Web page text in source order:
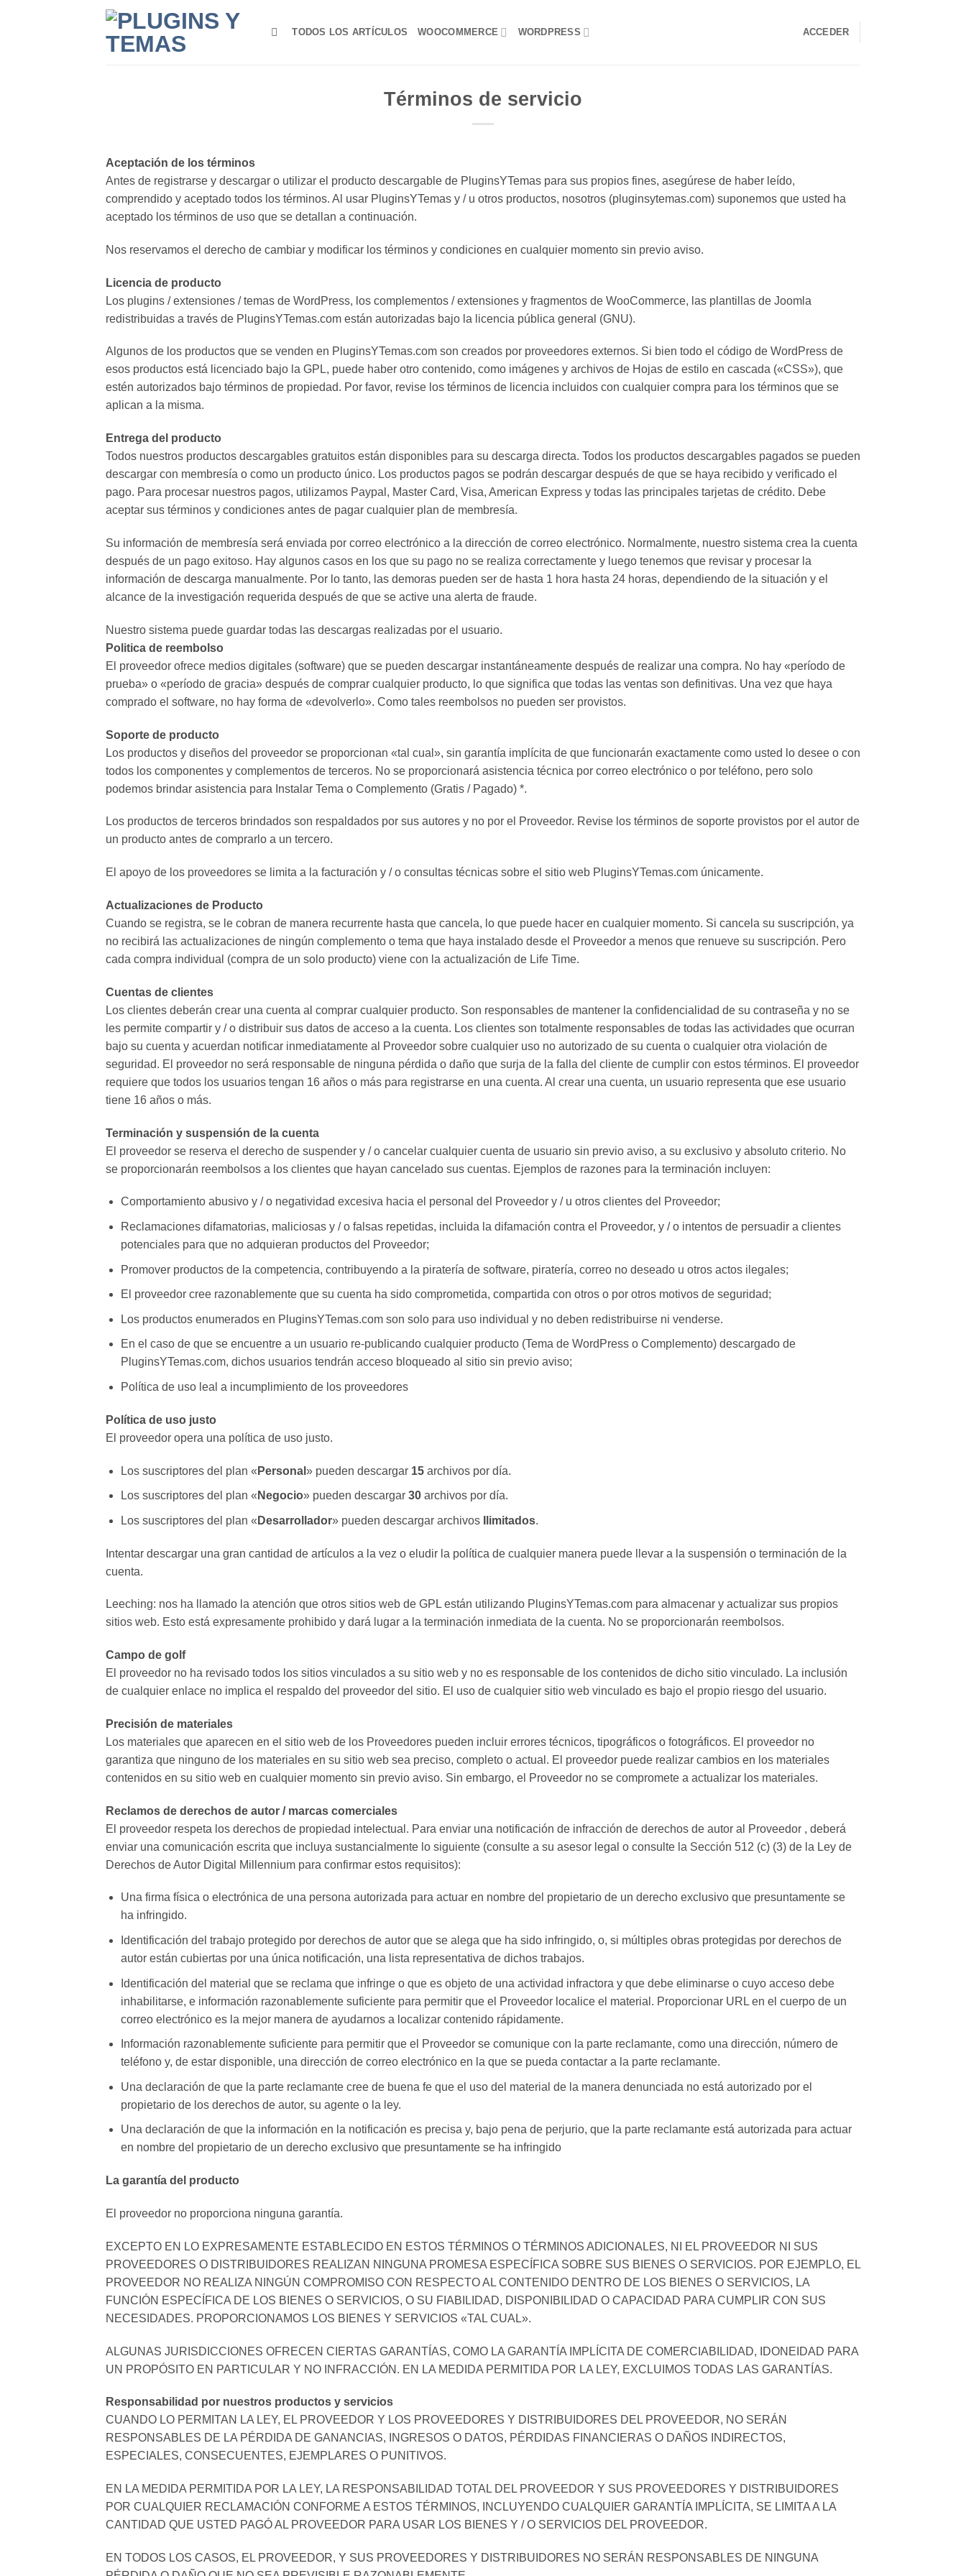
TODOS LOS ARTÍCULOS WOOCOMMERCE WORDPRESS ACCEDER
Términos de servicio
Aceptación de los términos
Antes de registrarse y descargar o utilizar el producto descargable de PluginsYTemas para sus propios fines, asegúrese de haber leído,
comprendido y aceptado todos los términos. Al usar PluginsYTemas y / u otros productos, nosotros (pluginsytemas.com) suponemos que usted ha
aceptado los términos de uso que se detallan a continuación.
Nos reservamos el derecho de cambiar y modificar los términos y condiciones en cualquier momento sin previo aviso.
Licencia de producto
Los plugins / extensiones / temas de WordPress, los complementos / extensiones y fragmentos de WooCommerce, las plantillas de Joomla
redistribuidas a través de PluginsYTemas.com están autorizadas bajo la licencia pública general (GNU).
Algunos de los productos que se venden en PluginsYTemas.com son creados por proveedores externos. Si bien todo el código de WordPress de
esos productos está licenciado bajo la GPL, puede haber otro contenido, como imágenes y archivos de Hojas de estilo en cascada («CSS»), que
estén autorizados bajo términos de propiedad. Por favor, revise los términos de licencia incluidos con cualquier compra para los términos que se
aplican a la misma.
Entrega del producto
Todos nuestros productos descargables gratuitos están disponibles para su descarga directa. Todos los productos descargables pagados se pueden
descargar con membresía o como un producto único. Los productos pagos se podrán descargar después de que se haya recibido y verificado el
pago. Para procesar nuestros pagos, utilizamos Paypal, Master Card, Visa, American Express y todas las principales tarjetas de crédito. Debe
aceptar sus términos y condiciones antes de pagar cualquier plan de membresía.
Su información de membresía será enviada por correo electrónico a la dirección de correo electrónico. Normalmente, nuestro sistema crea la cuenta
después de un pago exitoso. Hay algunos casos en los que su pago no se realiza correctamente y luego tenemos que revisar y procesar la
información de descarga manualmente. Por lo tanto, las demoras pueden ser de hasta 1 hora hasta 24 horas, dependiendo de la situación y el
alcance de la investigación requerida después de que se active una alerta de fraude.
Nuestro sistema puede guardar todas las descargas realizadas por el usuario.
Politica de reembolso
El proveedor ofrece medios digitales (software) que se pueden descargar instantáneamente después de realizar una compra. No hay «período de
prueba» o «período de gracia» después de comprar cualquier producto, lo que significa que todas las ventas son definitivas. Una vez que haya
comprado el software, no hay forma de «devolverlo». Como tales reembolsos no pueden ser provistos.
Soporte de producto
Los productos y diseños del proveedor se proporcionan «tal cual», sin garantía implícita de que funcionarán exactamente como usted lo desee o con
todos los componentes y complementos de terceros. No se proporcionará asistencia técnica por correo electrónico o por teléfono, pero solo
podemos brindar asistencia para Instalar Tema o Complemento (Gratis / Pagado) *.
Los productos de terceros brindados son respaldados por sus autores y no por el Proveedor. Revise los términos de soporte provistos por el autor de
un producto antes de comprarlo a un tercero.
El apoyo de los proveedores se limita a la facturación y / o consultas técnicas sobre el sitio web PluginsYTemas.com únicamente.
Actualizaciones de Producto
Cuando se registra, se le cobran de manera recurrente hasta que cancela, lo que puede hacer en cualquier momento. Si cancela su suscripción, ya
no recibirá las actualizaciones de ningún complemento o tema que haya instalado desde el Proveedor a menos que renueve su suscripción. Pero
cada compra individual (compra de un solo producto) viene con la actualización de Life Time.
Cuentas de clientes
Los clientes deberán crear una cuenta al comprar cualquier producto. Son responsables de mantener la confidencialidad de su contraseña y no se
les permite compartir y / o distribuir sus datos de acceso a la cuenta. Los clientes son totalmente responsables de todas las actividades que ocurran
bajo su cuenta y acuerdan notificar inmediatamente al Proveedor sobre cualquier uso no autorizado de su cuenta o cualquier otra violación de
seguridad. El proveedor no será responsable de ninguna pérdida o daño que surja de la falla del cliente de cumplir con estos términos. El proveedor
requiere que todos los usuarios tengan 16 años o más para registrarse en una cuenta. Al crear una cuenta, un usuario representa que ese usuario
tiene 16 años o más.
Terminación y suspensión de la cuenta
El proveedor se reserva el derecho de suspender y / o cancelar cualquier cuenta de usuario sin previo aviso, a su exclusivo y absoluto criterio. No
se proporcionarán reembolsos a los clientes que hayan cancelado sus cuentas. Ejemplos de razones para la terminación incluyen:
Comportamiento abusivo y / o negatividad excesiva hacia el personal del Proveedor y / u otros clientes del Proveedor;
Reclamaciones difamatorias, maliciosas y / o falsas repetidas, incluida la difamación contra el Proveedor, y / o intentos de persuadir a clientes
potenciales para que no adquieran productos del Proveedor;
Promover productos de la competencia, contribuyendo a la piratería de software, piratería, correo no deseado u otros actos ilegales;
El proveedor cree razonablemente que su cuenta ha sido comprometida, compartida con otros o por otros motivos de seguridad;
Los productos enumerados en PluginsYTemas.com son solo para uso individual y no deben redistribuirse ni venderse.
En el caso de que se encuentre a un usuario re-publicando cualquier producto (Tema de WordPress o Complemento) descargado de
PluginsYTemas.com, dichos usuarios tendrán acceso bloqueado al sitio sin previo aviso;
Política de uso leal a incumplimiento de los proveedores
Política de uso justo
El proveedor opera una política de uso justo.
Los suscriptores del plan « Personal » pueden descargar 15archivos por día.
Los suscriptores del plan « Negocio» pueden descargar 30archivos por día.
Los suscriptores del plan « Desarrollador» pueden descargar archivos Ilimitados.
Intentar descargar una gran cantidad de artículos a la vez o eludir la política de cualquier manera puede llevar a la suspensión o terminación de la
cuenta.
Leeching: nos ha llamado la atención que otros sitios web de GPL están utilizando PluginsYTemas.com para almacenar y actualizar sus propios
sitios web. Esto está expresamente prohibido y dará lugar a la terminación inmediata de la cuenta. No se proporcionarán reembolsos.
Campo de golf
El proveedor no ha revisado todos los sitios vinculados a su sitio web y no es responsable de los contenidos de dicho sitio vinculado. La inclusión
de cualquier enlace no implica el respaldo del proveedor del sitio. El uso de cualquier sitio web vinculado es bajo el propio riesgo del usuario.
Precisión de materiales
Los materiales que aparecen en el sitio web de los Proveedores pueden incluir errores técnicos, tipográficos o fotográficos. El proveedor no
garantiza que ninguno de los materiales en su sitio web sea preciso, completo o actual. El proveedor puede realizar cambios en los materiales
contenidos en su sitio web en cualquier momento sin previo aviso. Sin embargo, el Proveedor no se compromete a actualizar los materiales.
Reclamos de derechos de autor / marcas comerciales
El proveedor respeta los derechos de propiedad intelectual. Para enviar una notificación de infracción de derechos de autor al Proveedor , deberá
enviar una comunicación escrita que incluya sustancialmente lo siguiente (consulte a su asesor legal o consulte la Sección 512 (c) (3) de la Ley de
Derechos de Autor Digital Millennium para confirmar estos requisitos):
Una firma física o electrónica de una persona autorizada para actuar en nombre del propietario de un derecho exclusivo que presuntamente se
ha infringido.
Identificación del trabajo protegido por derechos de autor que se alega que ha sido infringido, o, si múltiples obras protegidas por derechos de
autor están cubiertas por una única notificación, una lista representativa de dichos trabajos.
Identificación del material que se reclama que infringe o que es objeto de una actividad infractora y que debe eliminarse o cuyo acceso debe
inhabilitarse, e información razonablemente suficiente para permitir que el Proveedor localice el material. Proporcionar URL en el cuerpo de un
correo electrónico es la mejor manera de ayudarnos a localizar contenido rápidamente.
Información razonablemente suficiente para permitir que el Proveedor se comunique con la parte reclamante, como una dirección, número de
teléfono y, de estar disponible, una dirección de correo electrónico en la que se pueda contactar a la parte reclamante.
Una declaración de que la parte reclamante cree de buena fe que el uso del material de la manera denunciada no está autorizado por el
propietario de los derechos de autor, su agente o la ley.
Una declaración de que la información en la notificación es precisa y, bajo pena de perjurio, que la parte reclamante está autorizada para actuar
en nombre del propietario de un derecho exclusivo que presuntamente se ha infringido
La garantía del producto
El proveedor no proporciona ninguna garantía.
EXCEPTO EN LO EXPRESAMENTE ESTABLECIDO EN ESTOS TÉRMINOS O TÉRMINOS ADICIONALES, NI EL PROVEEDOR NI SUS
PROVEEDORES O DISTRIBUIDORES REALIZAN NINGUNA PROMESA ESPECÍFICA SOBRE SUS BIENES O SERVICIOS. POR EJEMPLO, EL
PROVEEDOR NO REALIZA NINGÚN COMPROMISO CON RESPECTO AL CONTENIDO DENTRO DE LOS BIENES O SERVICIOS, LA
FUNCIÓN ESPECÍFICA DE LOS BIENES O SERVICIOS, O SU FIABILIDAD, DISPONIBILIDAD O CAPACIDAD PARA CUMPLIR CON SUS
NECESIDADES. PROPORCIONAMOS LOS BIENES Y SERVICIOS «TAL CUAL».
ALGUNAS JURISDICCIONES OFRECEN CIERTAS GARANTÍAS, COMO LA GARANTÍA IMPLÍCITA DE COMERCIABILIDAD, IDONEIDAD PARA
UN PROPÓSITO EN PARTICULAR Y NO INFRACCIÓN. EN LA MEDIDA PERMITIDA POR LA LEY, EXCLUIMOS TODAS LAS GARANTÍAS.
Responsabilidad por nuestros productos y servicios
CUANDO LO PERMITAN LA LEY, EL PROVEEDOR Y LOS PROVEEDORES Y DISTRIBUIDORES DEL PROVEEDOR, NO SERÁN
RESPONSABLES DE LA PÉRDIDA DE GANANCIAS, INGRESOS O DATOS, PÉRDIDAS FINANCIERAS O DAÑOS INDIRECTOS,
ESPECIALES, CONSECUENTES, EJEMPLARES O PUNITIVOS.
EN LA MEDIDA PERMITIDA POR LA LEY, LA RESPONSABILIDAD TOTAL DEL PROVEEDOR Y SUS PROVEEDORES Y DISTRIBUIDORES
POR CUALQUIER RECLAMACIÓN CONFORME A ESTOS TÉRMINOS, INCLUYENDO CUALQUIER GARANTÍA IMPLÍCITA, SE LIMITA A LA
CANTIDAD QUE USTED PAGÓ AL PROVEEDOR PARA USAR LOS BIENES Y / O SERVICIOS DEL PROVEEDOR.
EN TODOS LOS CASOS, EL PROVEEDOR, Y SUS PROVEEDORES Y DISTRIBUIDORES NO SERÁN RESPONSABLES DE NINGUNA